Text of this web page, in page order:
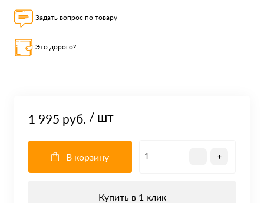
Задать вопрос по товару
Это дорого?
1 995 руб. / шт
В корзину
Купить в 1 клик